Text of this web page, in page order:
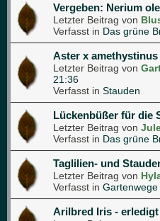
Vergeben: Nerium
Letzter Beitrag von
Verfasst in Das grüne
Aster x
Letzter Beitrag von
21:36
Verfasst in Stauden
Lückenbüßer für die
Letzter Beitrag von
Verfasst in Das grüne
Taglilien- und
Letzter Beitrag von
Verfasst in Gartenwege
Arilbred Iris - erledigt